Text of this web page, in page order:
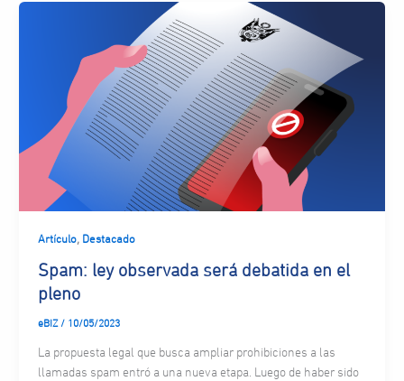
Artículo, Destacado
Spam: ley observada será debatida en el
pleno
eBIZ / 10/05/2023
La propuesta legal que busca ampliar prohibiciones a las
llamadas spam entró a una nueva etapa. Luego de haber sido